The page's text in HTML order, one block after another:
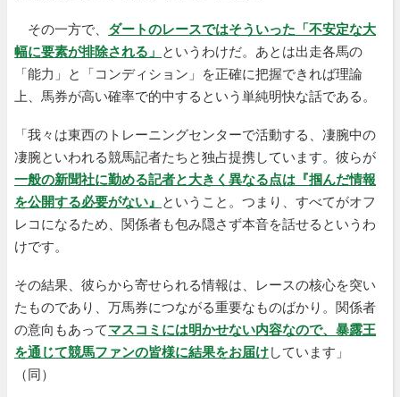
その一方で、 ダートのレースではそういった「不安定な大
幅に要素が排除される」 というわけだ。あとは出走各馬の
「能力」と「コンディション」を正確に把握できれば理論
上、馬券が高い確率で的中するという単純明快な話である。
「我々は東西のトレーニングセンターで活動する、凄腕中の
凄腕といわれる競馬記者たちと独占提携しています。彼らが
一般の新聞社に勤める記者と大きく異なる点は『掴んだ情報
を公開する必要がない』 ということ。つまり、すべてがオフ
レコになるため、関係者も包み隠さず本音を話せるというわ
けです。
その結果、彼らから寄せられる情報は、レースの核心を突い
たものであり、万馬券につながる重要なものばかり。関係者
の意向もあってマスコミには明かせない内容なので、暴露王
を通じて競馬ファンの皆様に結果をお届けしています」
（同）